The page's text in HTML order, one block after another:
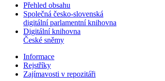
Přehled obsahu
Společná česko-slovenská
digitální parlamentní knihovna
Digitální knihovna
České sněmy
Informace
Rejstříky
Zajímavosti v repozitáři